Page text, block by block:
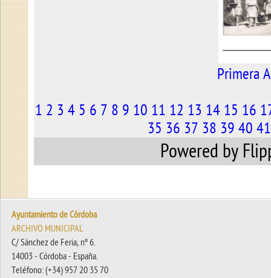
Primera
1 2 3 4 5 6 7 8 9 10 11 12 13 14 15 16
35 36 37 38 39 40 41
Powered by
Ayuntamiento de Córdoba
ARCHIVO MUNICIPAL
C/ Sánchez de Feria, nº 6.
14003 - Córdoba - España.
Teléfono: (+34) 957 20 35 70